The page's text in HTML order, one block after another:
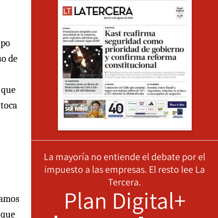
de
La mayoría no entiende el debate por el
impuesto a las empresas. El resto lee La
Tercera.
Plan Digital+